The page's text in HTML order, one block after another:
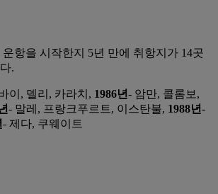
항을 시작한지 5년 만에 취항지가 14곳
.
이, 델리, 카라치, 1986년- 암만, 콜롬보,
- 말레, 프랑크푸르트, 이스탄불, 1988년-
- 제다, 쿠웨이트